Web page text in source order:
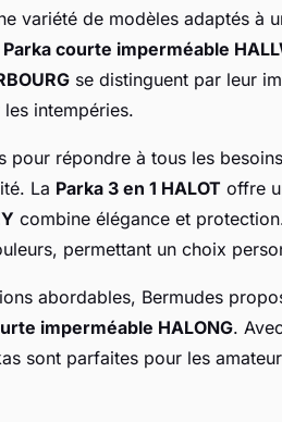
variété de modèles adaptés à
Parka courte imperméable
se distinguent par leur
intempéries.
pour répondre à tous les
La Parka 3 en 1 HALOT offre
combine élégance et
permettant un choix
abordables, Bermudes
imperméable HALONG.
sont parfaites pour les